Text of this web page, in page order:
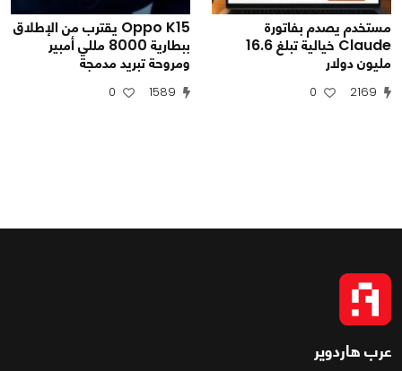
مستخدم يصدم بفاتورة
Claude خيالية تبلغ 16.6
مليون دولار
2169
0
Oppo K15 يقترب من الإطلاق
ببطارية 8000 مللي أمبير
ومروحة تبريد مدمجة
1589
0
عرب هاردوير